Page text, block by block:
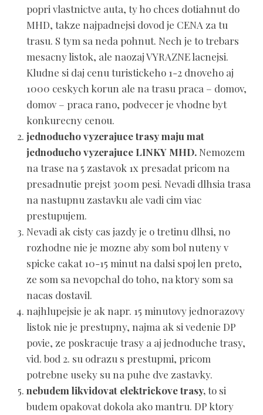
popri vlastnictve auta, ty ho chces dotiahnut do
MHD, takze najpadnejsi dovod je CENA za tu
trasu. S tym sa neda pohnut. Nech je to trebars
mesacny listok, ale naozaj VYRAZNE lacnejsi.
Kludne si daj cenu turistickeho 1-2 dnoveho aj
1000 ceskych korun ale na trasu praca – domov,
domov – praca rano, podvecer je vhodne byt
konkurecny cenou.
jednoducho vyzerajuce trasy maju mat
jednoducho vyzerajuce LINKY MHD. Nemozem
na trase na 5 zastavok 1x presadat pricom na
presadnutie prejst 300m pesi. Nevadi dlhsia trasa
na nastupnu zastavku ale vadi cim viac
prestupujem.
Nevadi ak cisty cas jazdy je o tretinu dlhsi, no
rozhodne nie je mozne aby som bol nuteny v
spicke cakat 10-15 minut na dalsi spoj len preto,
ze som sa nevopchal do toho, na ktory som sa
nacas dostavil.
najhlupejsie je ak napr. 15 minutovy jednorazovy
listok nie je prestupny, najma ak si vedenie DP
povie, ze poskracuje trasy a aj jednoduche trasy,
vid. bod 2. su odrazu s prestupmi, pricom
potrebne useky su na puhe dve zastavky.
nebudem likvidovat elektrickove trasy,to si
budem opakovat dokola ako mantru. DP ktory